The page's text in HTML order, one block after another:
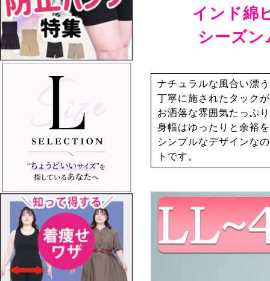
インド綿
シーズン
ナチュラルな風合い漂
丁寧に施されたタック
お洒落な雰囲気たっぷ
身幅はゆったりと余裕
シンプルなデザインな
トです。